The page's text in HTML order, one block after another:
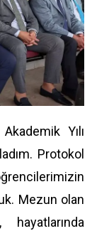
Yılı
Protokol
Mezun olan